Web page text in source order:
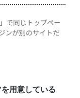
で同じトップペー
ンが別のサイトだ
用意している